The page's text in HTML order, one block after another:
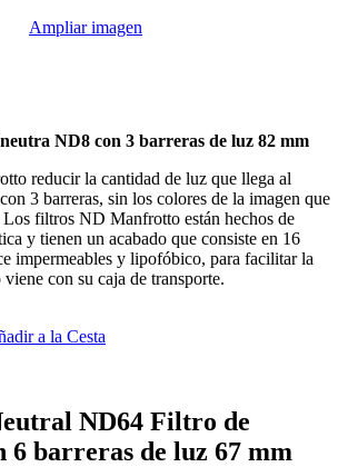
Ampliar imagen
ND8 con 3 barreras de luz 82 mm
reducir la cantidad de luz que llega al
3 barreras, sin los colores de la imagen que
Los filtros ND Manfrotto están hechos de
y tienen un acabado que consiste en 16
impermeables y lipofóbico, para facilitar la
con su caja de transporte.
a la Cesta
ND64 Filtro de
6 barreras de luz 67 mm